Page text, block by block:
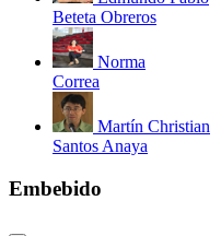
Beteta Obreros
Norma
Correa
Martín Christian
Santos Anaya
Embebido